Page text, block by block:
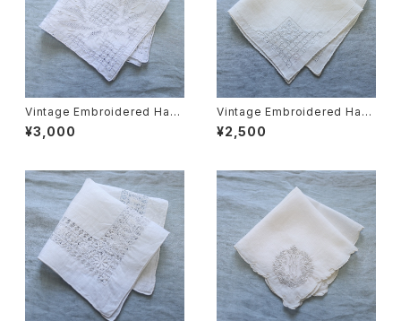
Vintage Embroidered Han
dkerchief 001・ヴィンテージ
刺繍ハンカチ 001 U.S.A
¥3,000
Vintage Embroidered Han
dkerchief 002・ヴィンテージ
刺繍ハンカチ 002 U.S.A
¥2,500